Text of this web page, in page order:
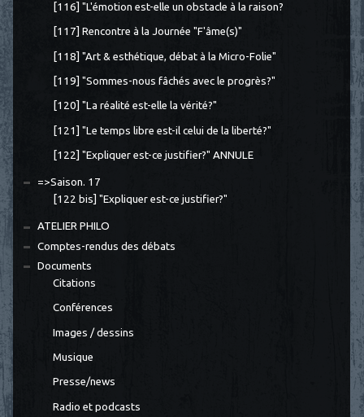
[116] "L'émotion est-elle un obstacle à la raison?
[117] Rencontre à la Journée "F'âme(s)"
[118] "Art & esthétique, débat à la Micro-Folie"
[119] "Sommes-nous fâchés avec le progrès?"
[120] "La réalité est-elle la vérité?"
[121] "Le temps libre est-il celui de la liberté?"
[122] "Expliquer est-ce justifier?" ANNULE
=>Saison. 17
[122 bis] "Expliquer est-ce justifier?"
ATELIER PHILO
Comptes-rendus des débats
Documents
Citations
Conférences
Images / dessins
Musique
Presse/news
Radio et podcasts